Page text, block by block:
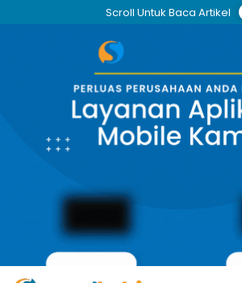
Scroll Untuk Baca Artikel